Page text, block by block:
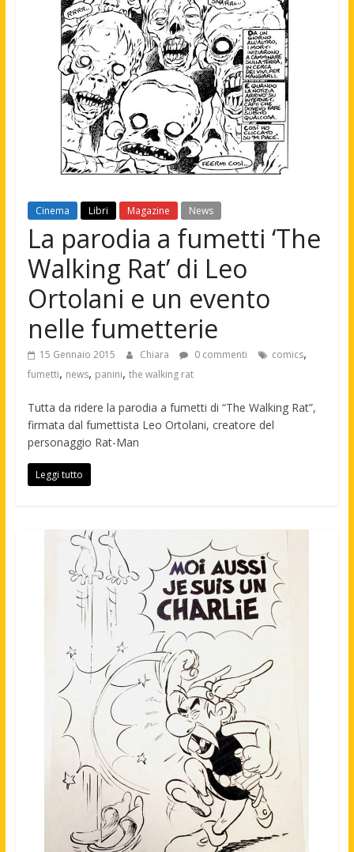
Cinema Libri Magazine News
La parodia a fumetti ‘The
Walking Rat’ di Leo
Ortolani e un evento
nelle fumetterie
15 Gennaio 2015 Chiara 0 commenti comics,
fumetti, news, panini, the walking rat
Tutta da ridere la parodia a fumetti di “The Walking Rat”,
firmata dal fumettista Leo Ortolani, creatore del
personaggio Rat-Man
Leggi tutto